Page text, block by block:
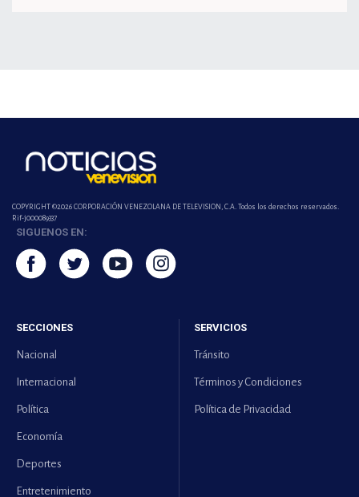
COPYRIGHT ©2026 CORPORACIÓN VENEZOLANA DE TELEVISION, C.A. Todos los derechos reservados.
Rif-j000089337
SIGUENOS EN:
SECCIONES
Nacional
Internacional
Política
Economía
Deportes
Entretenimiento
SERVICIOS
Tránsito
Términos y Condiciones
Política de Privacidad